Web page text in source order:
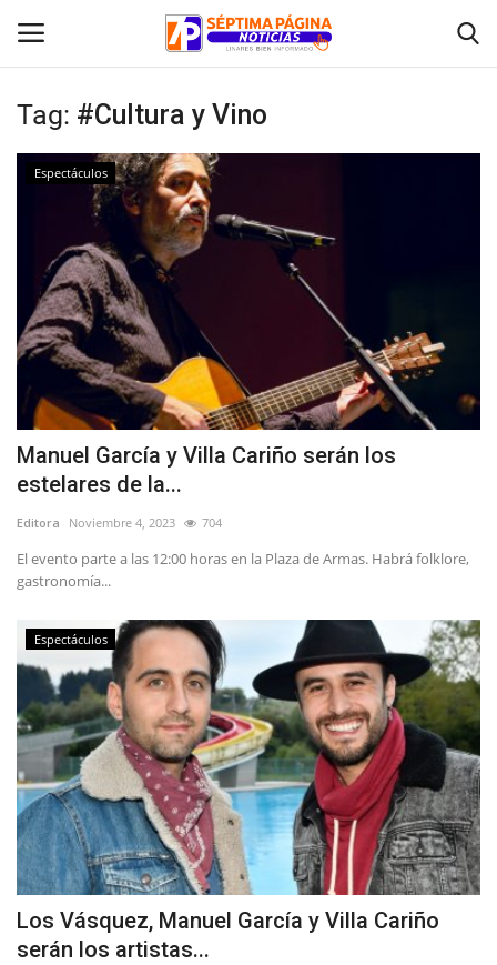
Inicio
Policial
Tribunales
Deporte
Política
Espectáculos
Tag: #Cultura y Vino
Espectáculos
Manuel García y Villa Cariño serán los
estelares de la...
Editora Noviembre 4, 2023 704
El evento parte a las 12:00 horas en la Plaza de Armas. Habrá folklore,
gastronomía...
Espectáculos
Los Vásquez, Manuel García y Villa Cariño
serán los artistas...